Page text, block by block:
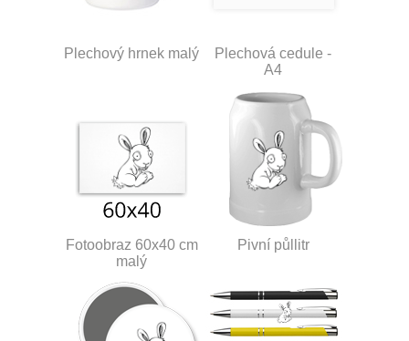
Plechový hrnek malý
Plechová cedule -
A4
Fotoobraz 60x40 cm
malý
Pivní půllitr